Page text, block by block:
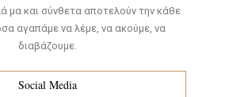
μα και σύνθετα αποτελούν την κάθε
αγαπάμε να λέμε, να ακούμε, να
διαβάζουμε.
Social Media